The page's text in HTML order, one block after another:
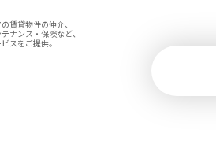
賃貸物件の仲介、
ナンス・保険など、
スをご提供。